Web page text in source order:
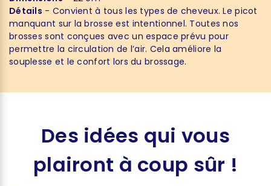
Détails - Convient à tous les types de cheveux. Le picot
manquant sur la brosse est intentionnel. Toutes nos
brosses sont conçues avec un espace prévu pour
permettre la circulation de l’air. Cela améliore la
souplesse et le confort lors du brossage.
Des idées qui vous
plairont à coup sûr !